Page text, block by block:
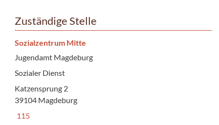
Zuständige Stelle
Sozialzentrum Mitte
Jugendamt Magdeburg
Sozialer Dienst
Katzensprung 2
39104 Magdeburg
115